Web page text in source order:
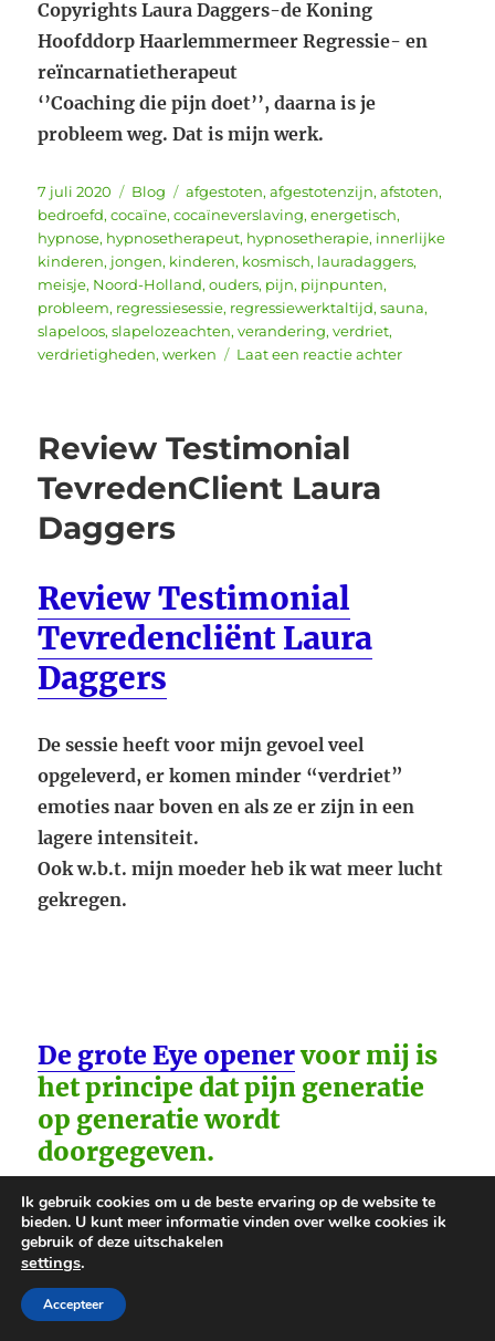
Copyrights Laura Daggers-de Koning
Hoofddorp Haarlemmermeer Regressie- en
reïncarnatietherapeut
‘’Coaching die pijn doet’’, daarna is je
probleem weg. Dat is mijn werk.
Geplaatst
op
7 juli 2020 Categorieën
Blog Tags
afgestoten,afgestotenzijn,afstoten,
bedroefd,cocaïne,cocaïneverslaving,energetisch,
hypnose, hypnosetherapeut, hypnosetherapie, innerlijke
kinderen, jongen, kinderen, kosmisch, lauradaggers,
meisje, Noord-Holland,ouders, pijn, pijnpunten,
probleem, regressiesessie, regressiewerktaltijd,sauna,
slapeloos,slapelozeachten,verandering,verdriet,
verdrietigheden,werken Laat een reactie achterop
Review Testimonial
TevredenClient Laura
Daggers
Review Testimonial
Tevredencliënt Laura
Daggers
De sessie heeft voor mijn gevoel veel
opgeleverd, er komen minder “verdriet”
emoties naar boven en als ze er zijn in een
lagere intensiteit.
Ook w.b.t. mijn moeder heb ik wat meer lucht
gekregen.
De grote Eye openervoor mij is
het principe dat pijn generatie
op generatie wordt
doorgegeven.
Ik gebruik cookies om u de beste ervaring op de website te
bieden. U kunt meer informatie vinden over welke cookies ik
gebruik of deze uitschakelen
settings.
Accepteer